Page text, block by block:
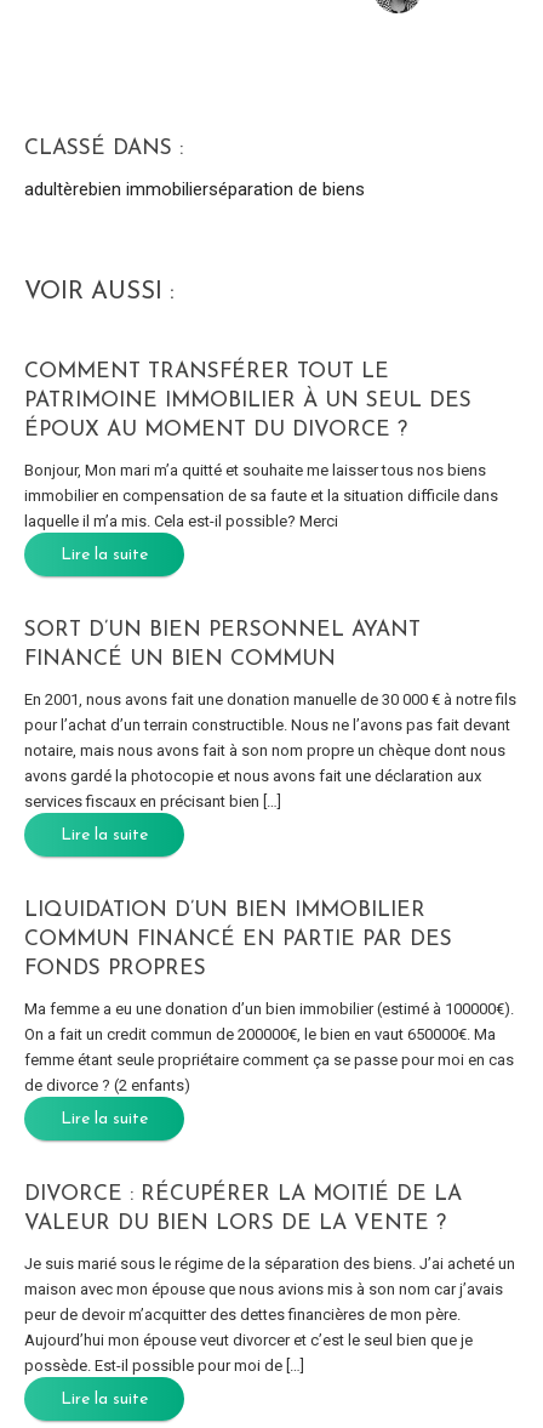
CLASSÉ DANS :
adultèrebien immobilierséparation de biens
VOIR AUSSI :
COMMENT TRANSFÉRER TOUT LE
PATRIMOINE IMMOBILIER À UN SEUL DES
ÉPOUX AU MOMENT DU DIVORCE ?
Bonjour, Mon mari m’a quitté et souhaite me laisser tous nos biens
immobilier en compensation de sa faute et la situation difficile dans
laquelle il m’a mis. Cela est-il possible? Merci
Lire la suite
SORT D’UN BIEN PERSONNEL AYANT
FINANCÉ UN BIEN COMMUN
En 2001, nous avons fait une donation manuelle de 30 000 € à notre fils
pour l’achat d’un terrain constructible. Nous ne l’avons pas fait devant
notaire, mais nous avons fait à son nom propre un chèque dont nous
avons gardé la photocopie et nous avons fait une déclaration aux
services fiscaux en précisant bien […]
Lire la suite
LIQUIDATION D’UN BIEN IMMOBILIER
COMMUN FINANCÉ EN PARTIE PAR DES
FONDS PROPRES
Ma femme a eu une donation d’un bien immobilier (estimé à 100000€).
On a fait un credit commun de 200000€, le bien en vaut 650000€. Ma
femme étant seule propriétaire comment ça se passe pour moi en cas
de divorce ? (2 enfants)
Lire la suite
DIVORCE : RÉCUPÉRER LA MOITIÉ DE LA
VALEUR DU BIEN LORS DE LA VENTE ?
Je suis marié sous le régime de la séparation des biens. J’ai acheté un
maison avec mon épouse que nous avions mis à son nom car j’avais
peur de devoir m’acquitter des dettes financières de mon père.
Aujourd’hui mon épouse veut divorcer et c’est le seul bien que je
possède. Est-il possible pour moi de […]
Lire la suite